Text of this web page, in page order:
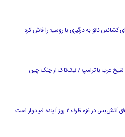
کشاندن ناتو به درگیری با روسیه را فاش کرد
دلاری شیخ عرب با ترامپ / تیک‌تاک از چنگ چین
غزه ظرف ۲ روز آینده امیدوار است